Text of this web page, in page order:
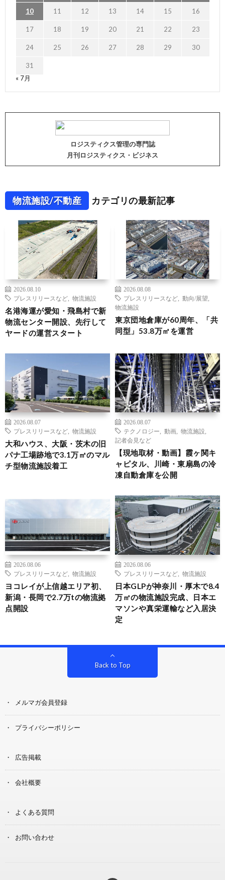
10 11 12 13 14 15 16
17 18 19 20 21 22 23
24 25 26 27 28 29 30
31
« 7月
ロジスティクス管理の専門誌
月刊ロジスティクス・ビジネス
物流施設/不動産 カテゴリの最新記事
2026.08.10
プレスリリースなど
物流施設
名港海運が愛知・飛島村で新
物流センター開設、先行して
ヤードの運営スタート
2026.08.08
プレスリリースなど
動向/展望
物流施設
東京団地倉庫が60周年、「共
同型」53.8万㎡を運営
2026.08.07
プレスリリースなど
物流施設
大和ハウス、大阪・茨木の旧
パナ工場跡地で3.1万㎡のマル
チ型物流施設着工
2026.08.07
テクノロジー
動画 物流施設
記者会見など
【現地取材・動画】霞ヶ関キ
ャピタル、川崎・東扇島の冷
凍自動倉庫を公開
2026.08.06
プレスリリースなど
物流施設
ヨコレイが上信越エリア初、
新潟・長岡で2.7万tの物流拠
点開設
2026.08.06
プレスリリースなど
物流施設
日本GLPが神奈川・厚木で8.4
万㎡の物流施設完成、日本エ
マソンや真栄運輸など入居決
定
Back to Top
メルマガ会員登録
プライバシーポリシー
広告掲載
会社概要
よくある質問
お問い合わせ